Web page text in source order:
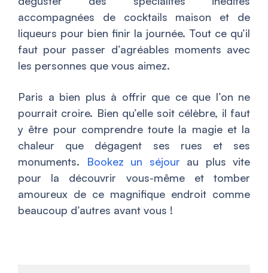
accompagnées de cocktails maison et de
liqueurs pour bien finir la journée. Tout ce qu’il
faut pour passer d’agréables moments avec
les personnes que vous aimez.
Paris a bien plus à offrir que ce que l’on ne
pourrait croire. Bien qu’elle soit célèbre, il faut
y être pour comprendre toute la magie et la
chaleur que dégagent ses rues et ses
monuments.
Bookez un séjour au plus vite
pour la découvrir vous-même et tomber
amoureux de ce magnifique endroit comme
beaucoup d’autres avant vous !